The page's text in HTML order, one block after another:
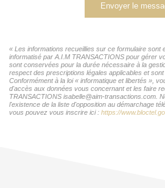
Envoyer le
« Les informations recueillies sur ce formulaire sont
informatisé par A.I.M TRANSACTIONS pour gérer
sont conservées pour la durée nécessaire à la
respect des prescriptions légales applicables et
Conformément à la loi « informatique et libertés »,
d'accès aux données vous concernant et les faire
TRANSACTIONS isabelle@aim-transactions.com.
l'existence de la liste d'opposition au démarchage
vous pouvez vous inscrire ici : https://